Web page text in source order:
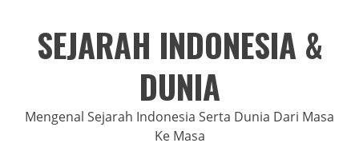
contentSEJARAH INDONESIA &
DUNIA
Mengenal Sejarah Indonesia Serta Dunia Dari Masa
Ke Masa